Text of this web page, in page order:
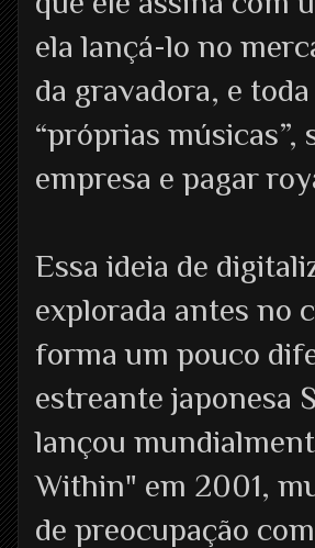
ela lançá-lo no
da gravadora, e
“próprias músicas”,
empresa e pagar
Essa ideia de
explorada antes no
forma um pouco
estreante japonesa
lançou
Within" em 2001,
de preocupação